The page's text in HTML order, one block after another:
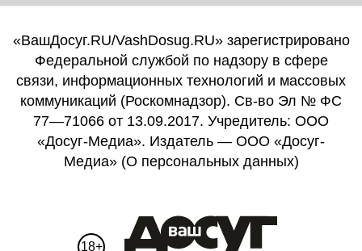
«ВашДосуг.RU/VashDosug.RU» зарегистрировано
Федеральной службой по надзору в сфере
связи, информационных технологий и массовых
коммуникаций (Роскомнадзор). Св-во Эл № ФС
77—71066 от 13.09.2017. Учредитель: ООО
«Досуг-Медиа». Издатель — ООО «Досуг-
Медиа» (О персональных данных)
18+